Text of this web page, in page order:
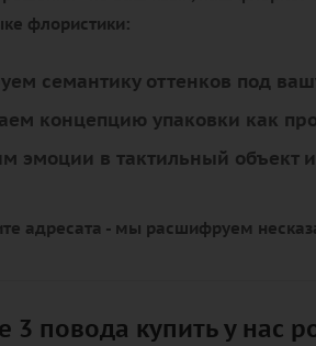
флористики:
семантику оттенков под
концепцию упаковки как
эмоции в тактильный объект
адресата - мы расшифруем
3 повода купить у нас